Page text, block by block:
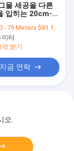
물 세공을 다른
입히는 20cm-
어 벨트 벽체
79 Meters $81.10, >=80 Meters $59.20
미터
격 받기
지금 연락
오.